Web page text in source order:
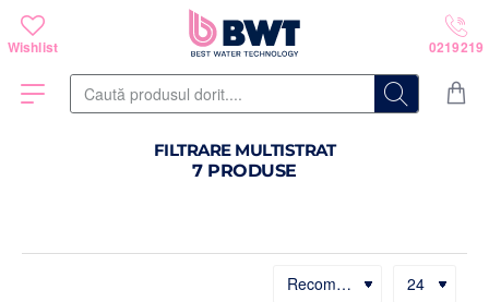
Caută
FILTRARE MULTISTRAT
7 PRODUSE